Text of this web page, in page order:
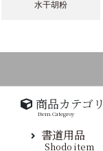
水干胡粉
商品カテゴリ
Item Categroy
書道用品
Shodo item